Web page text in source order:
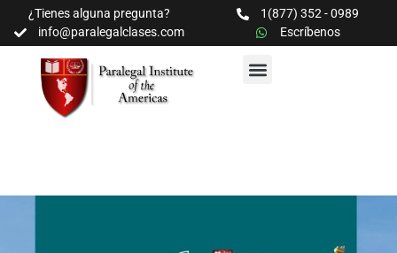
¿Tienes alguna pregunta?
1(877) 352 - 0989
info@paralegalclases.com
Escríbenos